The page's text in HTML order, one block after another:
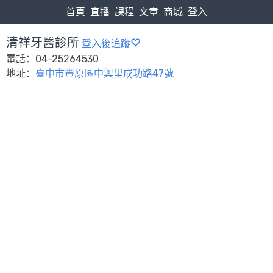
首頁 直播 課程 文章 商城 登入
清祥牙醫診所 登入後追蹤
電話：04-25264530
地址： 臺中市豐原區中興里成功路47號